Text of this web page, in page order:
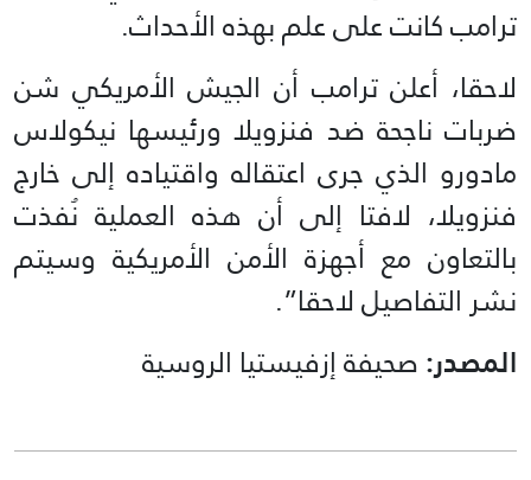
ترامب كانت على علم بهذه الأحداث.
لاحقا، أعلن ترامب أن الجيش الأمريكي شن
ضربات ناجحة ضد فنزويلا ورئيسها نيكولاس
مادورو الذي جرى اعتقاله واقتياده إلى خارج
فنزويلا، لافتا إلى أن هذه العملية نُفذت
بالتعاون مع أجهزة الأمن الأمريكية وسيتم
نشر التفاصيل لاحقا”.
المصدر:صحيفة إزفيستيا الروسية